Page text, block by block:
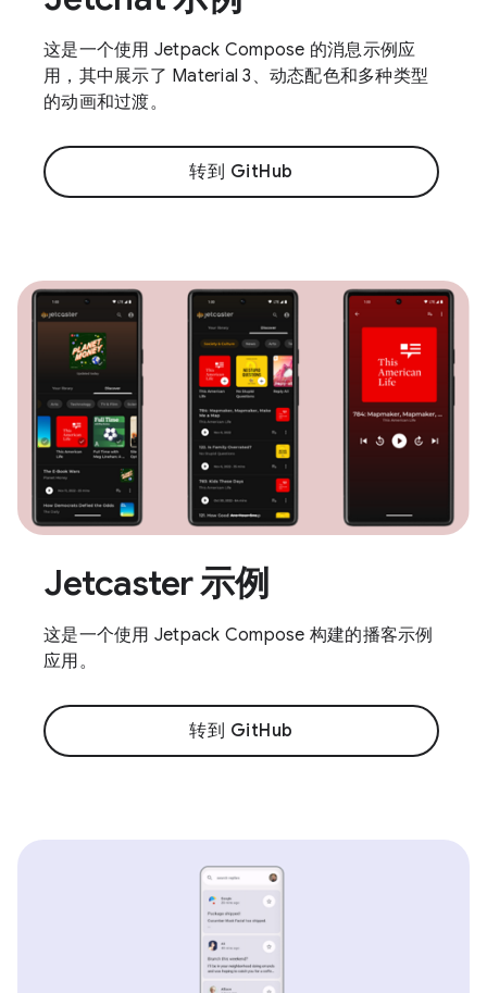
这是一个使用 Jetpack Compose 的消息示例应
用，其中展示了 Material 3、动态配色和多种类型
的动画和过渡。
转到 GitHub
Jetcaster 示例
这是一个使用 Jetpack Compose 构建的播客示例
应用。
转到 GitHub